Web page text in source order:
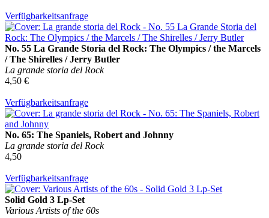
Verfügbarkeitsanfrage
No. 55 La Grande Storia del Rock: The Olympics / the Marcels
/ The Shirelles / Jerry Butler
La grande storia del Rock
4,50 €
Verfügbarkeitsanfrage
No. 65: The Spaniels, Robert and Johnny
La grande storia del Rock
4,50
Verfügbarkeitsanfrage
Solid Gold 3 Lp-Set
Various Artists of the 60s